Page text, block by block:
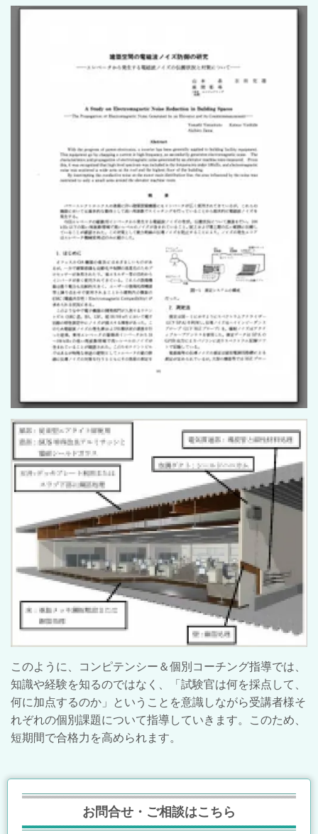
このように、コンピテンシー＆個別コーチング指導では、
知識や経験を知るのではなく、「試験官は何を採点して、
何に加点するのか」ということを意識しながら受講者様そ
れぞれの個別課題について指導していきます。このため、
短期間で合格力を高められます。
お問合せ・ご相談はこちら